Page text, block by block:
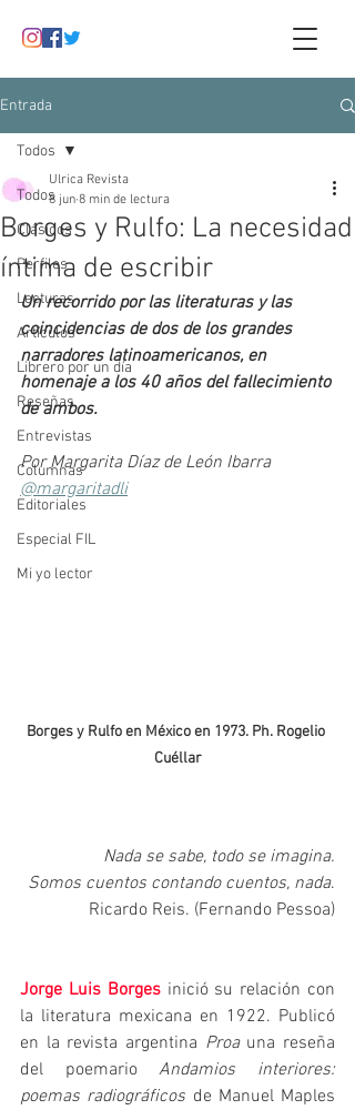
Entrada
Todos
Clásicos
Perfiles
Lecturas
Artículos
Librero por un día
Reseñas
Entrevistas
Columnas
Editoriales
Especial FIL
Mi yo lector
Todos
Borges y Rulfo: La necesidad
íntima de escribir
Ulrica Revista
8 jun 8 min de lectura
Un recorrido por las literaturas y las
coincidencias de dos de los grandes
narradores latinoamericanos, en
homenaje a los 40 años del fallecimiento
de ambos.
Por Margarita Díaz de León Ibarra
@margaritadli
Borges y Rulfo en México en 1973. Ph. Rogelio
Cuéllar
Nada se sabe, todo se imagina.
Somos cuentos contando cuentos, nada.
Ricardo Reis. (Fernando Pessoa)
Jorge Luis Borges inició su relación con
la literatura mexicana en 1922. Publicó
en la revista argentina Proa una reseña
del poemario Andamios interiores:
poemas radiográficos de Manuel Maples